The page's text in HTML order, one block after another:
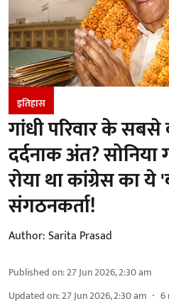
इतिहास
गांधी परिवार के
दर्दनाक अंत?
रोया था कांग्रेस का ये
संगठनकर्ता!
Author:Sarita Prasad
Published on:27 Jun 2026, 2:30 am
Updated on:27 Jun 2026, 2:30 am 6